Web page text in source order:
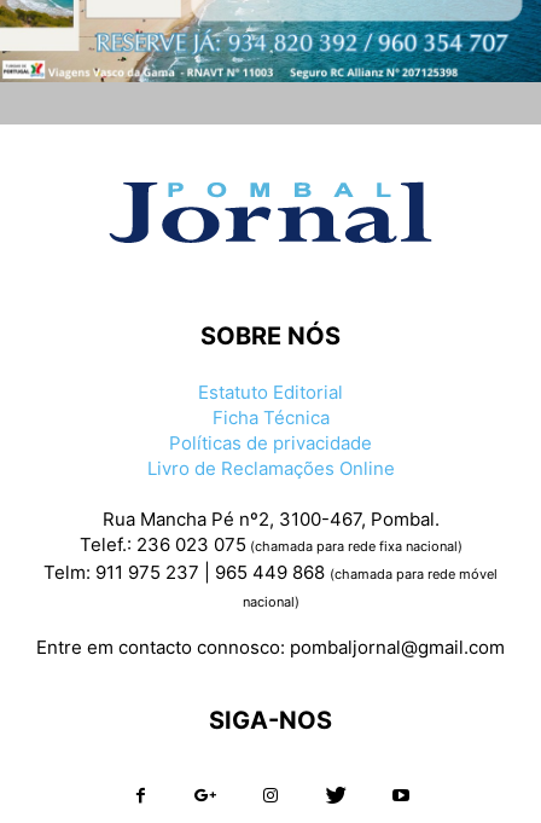
SOBRE NÓS
Estatuto Editorial
Ficha Técnica
Políticas de privacidade
Livro de Reclamações Online
Rua Mancha Pé nº2, 3100-467, Pombal.
Telef.: 236 023 075 (chamada para rede fixa nacional)
Telm: 911 975 237 | 965 449 868 (chamada para rede móvel
nacional)
Entre em contacto connosco: pombaljornal@gmail.com
SIGA-NOS